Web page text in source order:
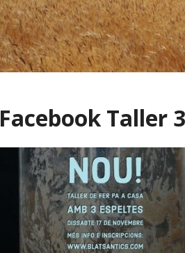
Facebook Taller